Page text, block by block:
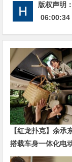
版权声明
06:00:34
【红龙扑克】余承
搭载车身一体化电
空间！